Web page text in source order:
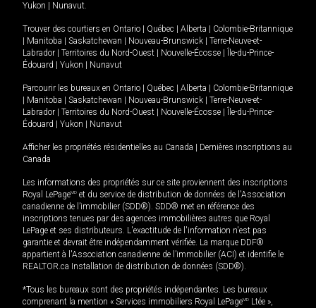
Yukon
Nunavut.
Trouver des courtiers en Ontario Québec Alberta
Colombie-Britannique
Manitoba Saskatchewan Nouveau-Brunswick
Terre-Neuve-et-
Labrador
Territoires du Nord-Ouest Nouvelle-Écosse
Île-du-Prince-
Édouard
Yukon Nunavut
Parcourir les bureaux en Ontario Québec Alberta
Colombie-Britannique
Manitoba Saskatchewan Nouveau-Brunswick
Terre-Neuve-et-
Labrador
Territoires du Nord-Ouest Nouvelle-Écosse
Île-du-Prince-
Édouard
Yukon Nunavut
Afficher les propriétés résidentielles au Canada
Dernières inscriptions au
Canada
Les informations des propriétés sur ce site proviennent des inscriptions
Royal LePageMD et du service de distribution de données de l'Association
canadienne de l’immobilier (SDD®). SDD® met en référence des
inscriptions tenues par des agences immobilières autres que Royal
LePage et ses distributeurs. L'exactitude de l'information n'est pas
garantie et devrait être indépendamment vérifiée. La marque DDF®
appartient à l'Association canadienne de l’immobilier (ACI) et identifie le
REALTOR.ca Installation de distribution de données (SDD®).
*Tous les bureaux sont des propriétés indépendantes. Les bureaux
comprenant la mention « Services immobiliers Royal LePageMD Ltée »,